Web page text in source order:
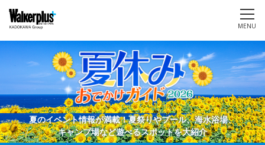
MENU
夏のイベント情報が満載！夏祭りやプール、海水浴場、
キャンプ場など遊べるスポットを大紹介